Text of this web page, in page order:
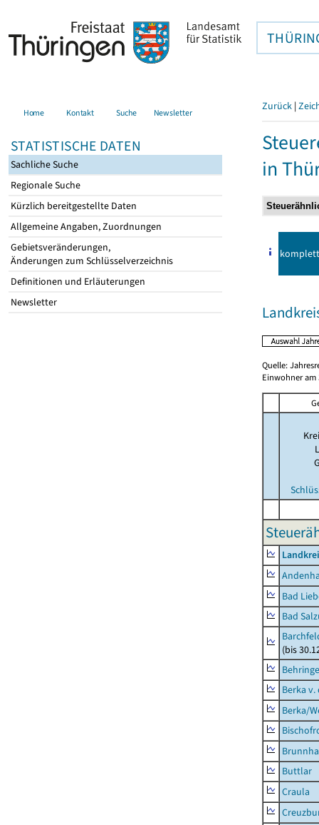
Home Kontakt Suche Newsletter
STATISTISCHE DATEN
Sachliche Suche
Regionale Suche
Kürzlich bereitgestellte Daten
Allgemeine Angaben, Zuordnungen
Gebietsveränderungen,
Änderungen zum Schlüsselverzeichnis
Definitionen und Erläuterungen
Newsletter
Zurück |
in
komplett
Quelle:
Einwohner am
Bad
Bad
(bis
Berka v.
Berka/
Buttlar
Craula